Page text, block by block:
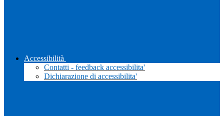
Accessibilità
Contatti - feedback accessibilita'
Dichiarazione di accessibilita'